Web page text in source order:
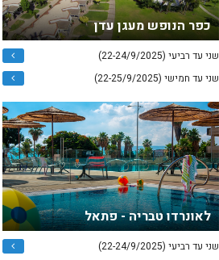
כפר הנופש מעגן עדן
שני עד רביעי (22-24/9/2025)
שני עד חמישי (22-25/9/2025)
לאונרדו טבריה - פתאל
שני עד רביעי (22-24/9/2025)